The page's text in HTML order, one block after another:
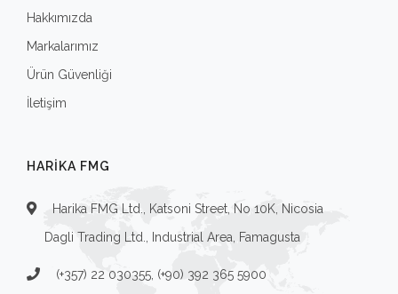
Hakkımızda
Markalarımız
Ürün Güvenliği
İletişim
HARIKA FMG
Harika FMG Ltd., Katsoni Street, No 10K, Nicosia
Dagli Trading Ltd., Industrial Area, Famagusta
(+357) 22 030355, (+90) 392 365 5900